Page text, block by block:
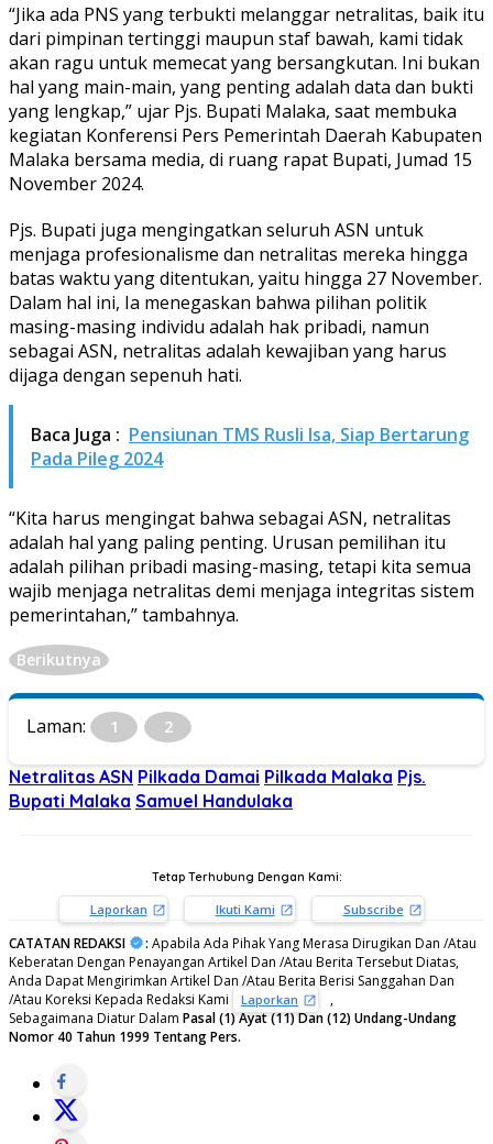
“Jika ada PNS yang terbukti melanggar netralitas, baik itu
dari pimpinan tertinggi maupun staf bawah, kami tidak
akan ragu untuk memecat yang bersangkutan. Ini bukan
hal yang main-main, yang penting adalah data dan bukti
yang lengkap,” ujar Pjs. Bupati Malaka, saat membuka
kegiatan Konferensi Pers Pemerintah Daerah Kabupaten
Malaka bersama media, di ruang rapat Bupati, Jumad 15
November 2024.
Pjs. Bupati juga mengingatkan seluruh ASN untuk
menjaga profesionalisme dan netralitas mereka hingga
batas waktu yang ditentukan, yaitu hingga 27 November.
Dalam hal ini, Ia menegaskan bahwa pilihan politik
masing-masing individu adalah hak pribadi, namun
sebagai ASN, netralitas adalah kewajiban yang harus
dijaga dengan sepenuh hati.
Baca Juga : Pensiunan TMS Rusli Isa, Siap Bertarung
Pada Pileg 2024
“Kita harus mengingat bahwa sebagai ASN, netralitas
adalah hal yang paling penting. Urusan pemilihan itu
adalah pilihan pribadi masing-masing, tetapi kita semua
wajib menjaga netralitas demi menjaga integritas sistem
pemerintahan,” tambahnya.
Berikutnya
Laman: 1 2
Netralitas ASN Pilkada Damai Pilkada Malaka Pjs.
Bupati Malaka Samuel Handulaka
Tetap Terhubung Dengan Kami:
Laporkan Ikuti Kami Subscribe
CATATAN REDAKSI : Apabila Ada Pihak Yang Merasa Dirugikan Dan /Atau
Keberatan Dengan Penayangan Artikel Dan /Atau Berita Tersebut Diatas,
Anda Dapat Mengirimkan Artikel Dan /Atau Berita Berisi Sanggahan Dan
/Atau Koreksi Kepada Redaksi Kami
Laporkan
,
Sebagaimana Diatur Dalam Pasal (1) Ayat (11) Dan (12) Undang-Undang
Nomor 40 Tahun 1999 Tentang Pers.